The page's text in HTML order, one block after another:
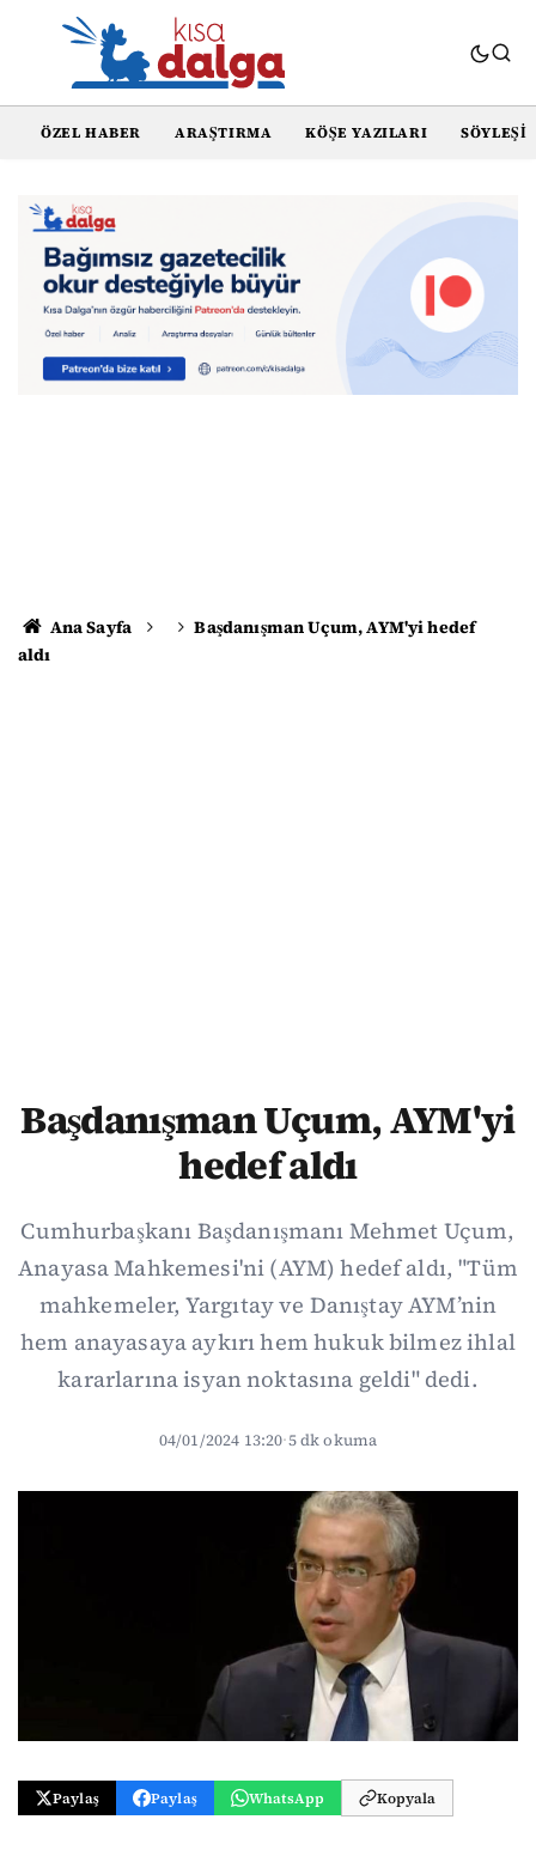
ÖZEL HABER ARAŞTIRMA KÖŞE YAZILARI SÖYLEŞI
Ana Sayfa
Başdanışman Uçum, AYM'yi hedef
aldı
Başdanışman Uçum, AYM'yi
hedef aldı
Cumhurbaşkanı Başdanışmanı Mehmet Uçum,
Anayasa Mahkemesi'ni (AYM) hedef aldı, "Tüm
mahkemeler, Yargıtay ve Danıştay AYM’nin
hem anayasaya aykırı hem hukuk bilmez ihlal
kararlarına isyan noktasına geldi" dedi.
04/01/2024 13:20·5 dk okuma
Paylaş Paylaş WhatsApp Kopyala